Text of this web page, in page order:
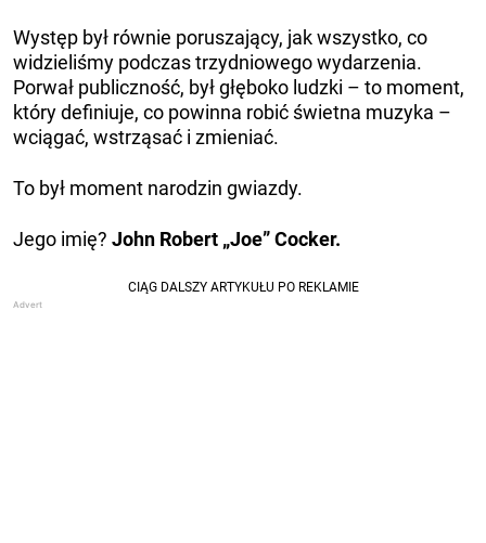
Występ był równie poruszający, jak wszystko, co
widzieliśmy podczas trzydniowego wydarzenia.
Porwał publiczność, był głęboko ludzki – to moment,
który definiuje, co powinna robić świetna muzyka –
wciągać, wstrząsać i zmieniać.
To był moment narodzin gwiazdy.
Jego imię? John Robert „Joe” Cocker.